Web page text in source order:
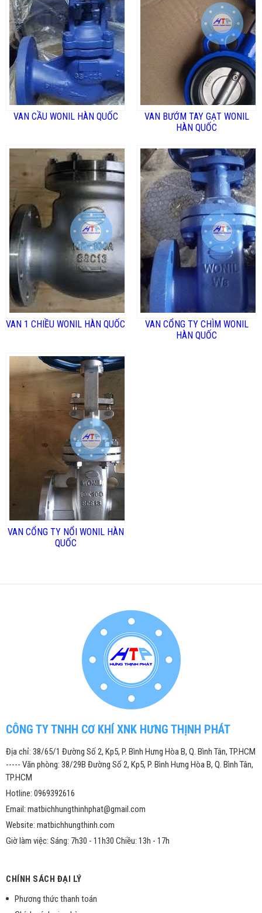
VAN CẦU WONIL HÀN QUỐC
VAN BƯỚM TAY GẠT WONIL
HÀN QUỐC
VAN 1 CHIỀU WONIL HÀN QUỐC
VAN CỔNG TY CHÌM WONIL
HÀN QUỐC
VAN CỔNG TY NỔI WONIL HÀN
QUỐC
CÔNG TY TNHH CƠ KHÍ XNK HƯNG THỊNH PHÁT
Địa chỉ: 38/65/1 Đường Số 2, Kp5, P. Bình Hưng Hòa B, Q. Bình Tân, TP.HCM
----- Văn phòng: 38/29B Đường Số 2, Kp5, P. Bình Hưng Hòa B, Q. Bình Tân,
TP.HCM
Hotline: 0969392616
Email: matbichhungthinhphat@gmail.com
Website: matbichhungthinh.com
Giờ làm việc: Sáng: 7h30 - 11h30 Chiều: 13h - 17h
CHÍNH SÁCH ĐẠI LÝ
Phương thức thanh toán